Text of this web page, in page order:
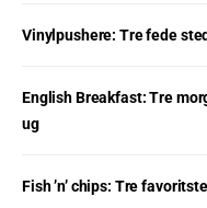
Vinylpushere: Tre fede
English Breakfast: Tre
ug
Fish ’n’ chips: Tre